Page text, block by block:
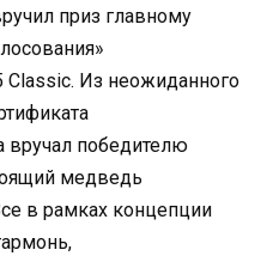
приз главному
Classic. Из неожиданного
вручал победителю
медведь
в рамках концепции